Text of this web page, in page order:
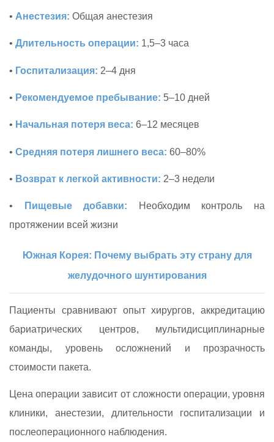
• Анестезия: Общая анестезия
• Длительность операции: 1,5–3 часа
• Госпитализация: 2–4 дня
• Рекомендуемое пребывание: 5–10 дней
• Начальная потеря веса: 6–12 месяцев
• Средняя потеря лишнего веса: 60–80%
• Возврат к легкой активности: 2–3 недели
• Пищевые добавки:
Необходим контроль на
протяжении всей жизни
Южная Корея: Почему выбрать эту страну для
желудочного шунтирования
Пациенты сравнивают опыт хирургов, аккредитацию
бариатрических центров, мультидисциплинарные
команды, уровень осложнений и прозрачность
стоимости пакета.
Цена операции зависит от сложности операции, уровня
клиники, анестезии, длительности госпитализации и
послеоперационного наблюдения.